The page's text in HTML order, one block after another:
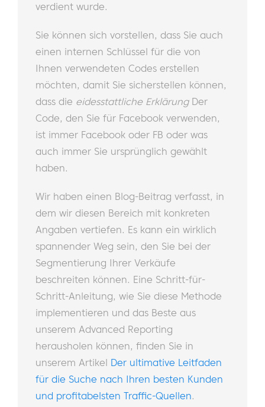
verdient wurde.
Sie können sich vorstellen, dass Sie auch
einen internen Schlüssel für die von
Ihnen verwendeten Codes erstellen
möchten, damit Sie sicherstellen können,
dass die eidesstattliche ErklärungDer
Code, den Sie für Facebook verwenden,
ist immer Facebook oder FB oder was
auch immer Sie ursprünglich gewählt
haben.
Wir haben einen Blog-Beitrag verfasst, in
dem wir diesen Bereich mit konkreten
Angaben vertiefen. Es kann ein wirklich
spannender Weg sein, den Sie bei der
Segmentierung Ihrer Verkäufe
beschreiten können. Eine Schritt-für-
Schritt-Anleitung, wie Sie diese Methode
implementieren und das Beste aus
unserem Advanced Reporting
herausholen können, finden Sie in
unserem Artikel Der ultimative Leitfaden
für die Suche nach Ihren besten Kunden
und profitabelsten Traffic-Quellen.